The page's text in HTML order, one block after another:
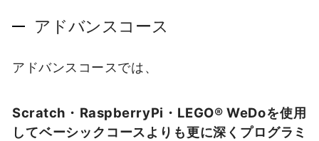
アドバンスコース
アドバンスコースでは、
Scratch・RaspberryPi・LEGO® WeDoを使用
してベーシックコースよりも更に深くプログラミ